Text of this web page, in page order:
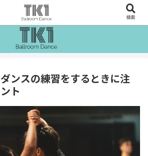
ンスの練習をするときに注
ト
検索